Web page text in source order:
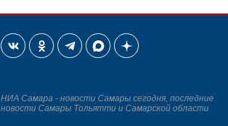
НИА Самара - новости Самары сегодня, последние
новости Самары Тольятти и Самарской области